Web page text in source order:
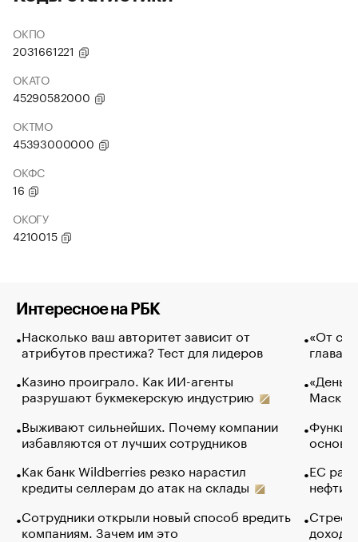
ОКПО
2031661221
ОКАТО
45290582000
ОКТМО
45393000000
ОКФС
16
ОКОГУ
4210015
Интересное на РБК
Насколько ваш авторитет зависит от
атрибутов престижа? Тест для лидеров
Казино проиграло. Как ИИ-агенты
разрушают букмекерскую индустрию
Выживают сильнейших. Почему компании
избавляются от лучших сотрудников
Как банк Wildberries резко нарастил
кредиты селлерам до атак на склады
Сотрудники открыли новый способ вредить
компаниям. Зачем им это
«От
глава
Маск в
основ
ЕС
нефти